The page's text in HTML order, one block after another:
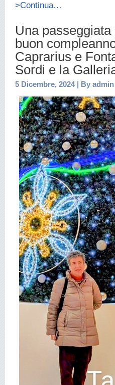
>Continua…
Una
buon
Caprarius e
Sordi e la
5 Dicembre, 2024 | By